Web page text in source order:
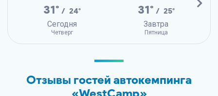
31° / 24°
Сегодня
Четверг
31° / 25°
Завтра
Пятница
Отзывы гостей автокемпинга